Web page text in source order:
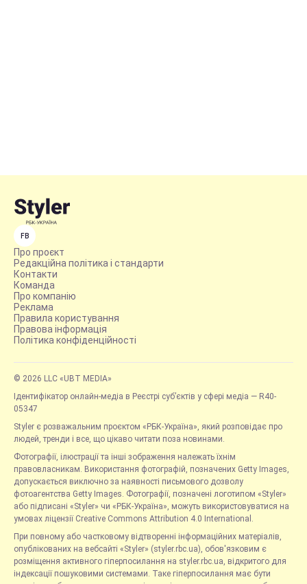
FB
Про проєкт
Редакційна політика і стандарти
Контакти
Команда
Про компанію
Реклама
Правила користування
Правова інформація
Політика конфіденційності
© 2026 LLC «UBT MEDIA»
Ідентифікатор онлайн-медіа в Реєстрі суб’єктів у сфері медіа — R40-
05347
Styler є розважальним проєктом «РБК-Україна», який розповідає про
людей, тренди і все, що цікаво читати поза новинами.
Фотографії, ілюстрації та інші зображення належать їхнім
правовласникам. Використання фотографій, позначених Getty Images,
допускається виключно за наявності письмового дозволу
фотоагентства Getty Images. Фотографії, позначені логотипом «Styler»
або підписані «Styler» чи «РБК-Україна», можуть використовуватися на
умовах ліцензії Creative Commons Attribution 4.0 International.
При повному або частковому відтворенні інформаційних матеріалів,
опублікованих на вебсайті «Styler» (styler.rbc.ua), обов'язковим є
розміщення активного гіперпосилання на styler.rbc.ua, відкритого для
індексації пошуковими системами. Таке гіперпосилання має бути